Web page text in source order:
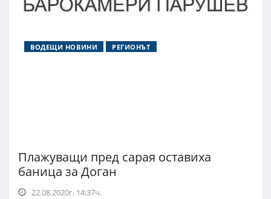
ВОДЕЩИ НОВИНИ РЕГИОНЪТ
Плажуващи пред сарая оставиха
баница за Доган
22.08.2020г. 14:37ч.